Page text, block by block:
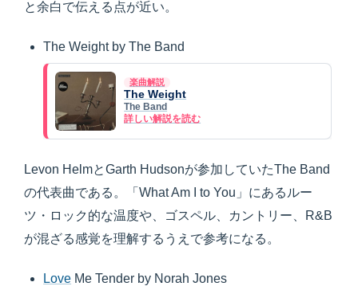
と余白で伝える点が近い。
The Weight by The Band
楽曲解説
The Weight
The Band
詳しい解説を読む
Levon HelmとGarth Hudsonが参加していたThe Band
の代表曲である。「What Am I to You」にあるルー
ツ・ロック的な温度や、ゴスペル、カントリー、R&B
が混ざる感覚を理解するうえで参考になる。
Love Me Tender by Norah Jones